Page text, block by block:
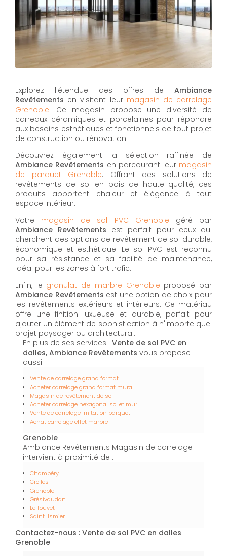
Explorez l'étendue des offres de Ambiance
Revêtements en visitant leur magasin de carrelage
Grenoble. Ce magasin propose une diversité de
carreaux céramiques et porcelaines pour répondre
aux besoins esthétiques et fonctionnels de tout projet
de construction ou rénovation.
Découvrez également la sélection raffinée de
Ambiance Revêtements en parcourant leur magasin
de parquet Grenoble. Offrant des solutions de
revêtements de sol en bois de haute qualité, ces
produits apportent chaleur et élégance à tout
espace intérieur.
Votre magasin de sol PVC Grenoble géré par
Ambiance Revêtements est parfait pour ceux qui
cherchent des options de revêtement de sol durable,
économique et esthétique. Le sol PVC est reconnu
pour sa résistance et sa facilité de maintenance,
idéal pour les zones à fort trafic.
Enfin, le granulat de marbre Grenoble proposé par
Ambiance Revêtements est une option de choix pour
les revêtements extérieurs et intérieurs. Ce matériau
offre une finition luxueuse et durable, parfait pour
ajouter un élément de sophistication à n'importe quel
projet paysager ou architectural.
En plus de ses services : Vente de sol PVC en
dalles, Ambiance Revêtements vous propose
aussi :
Vente de carrelage grand format
Acheter carrelage grand format mural
Magasin de revêtement de sol
Acheter carrelage hexagonal sol et mur
Vente de carrelage imitation parquet
Achat carrelage effet marbre
Grenoble
Ambiance Revêtements Magasin de carrelage
intervient à proximité de :
Chambéry
Crolles
Grenoble
Grésivaudan
Le Touvet
Saint-Ismier
Contactez-nous : Vente de sol PVC en dalles
Grenoble